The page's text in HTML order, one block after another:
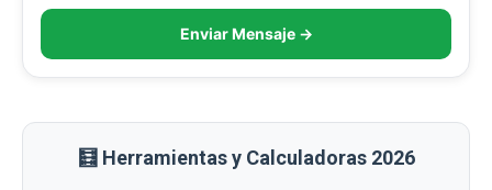
Enviar Mensaje →
🧮 Herramientas y Calculadoras 2026